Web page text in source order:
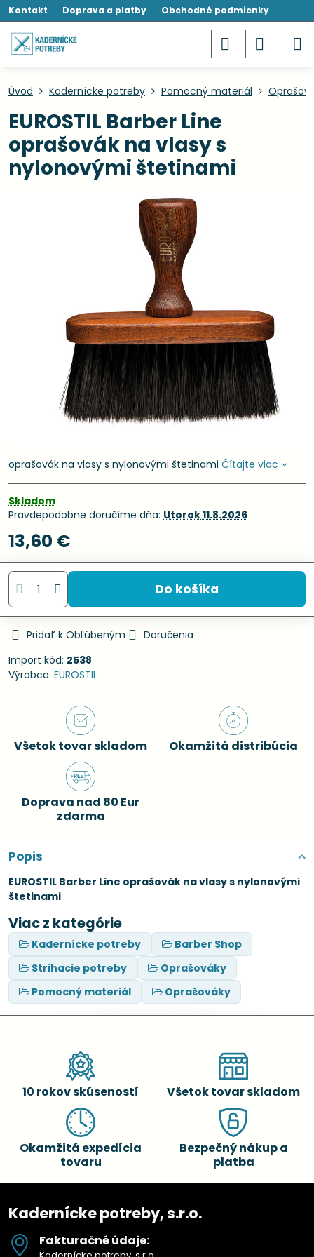
Kontakt Doprava a platby Obchodné podmienky
Úvod Kadernícke potreby Pomocný materiál
EUROSTIL Barber Line
oprašovák na vlasy s
nylonovými štetinami
oprašovák na vlasy s nylonovými štetinami Čítajte viac
Skladom
Pravdepodobne doručíme dňa: Utorok11.8.2026
13,60 €
Do košíka
Pridať k Obľúbeným
Doručenia
Import kód: 2538
Výrobca: EUROSTIL
Všetok tovar skladom Okamžitá distribúcia
Doprava nad 80 Eur
zdarma
Popis
EUROSTIL Barber Line oprašovák na vlasy s nylonovými
štetinami
Viac z kategórie
Kadernícke potreby
Barber Shop
Strihacie potreby
Oprašováky
Pomocný materiál
Oprašováky
10 rokov skúseností Všetok tovar skladom
Okamžitá expedícia
tovaru
Bezpečný nákup a
platba
Kadernícke potreby, s.r.o.
Fakturačné údaje: